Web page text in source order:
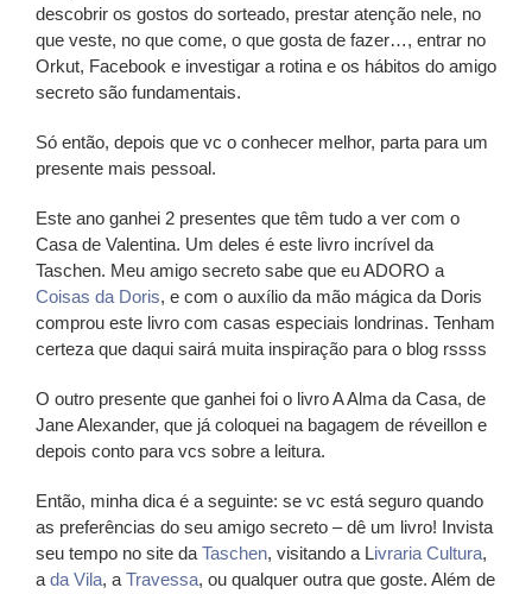
descobrir os gostos do sorteado, prestar atenção nele, no
que veste, no que come, o que gosta de fazer…, entrar no
Orkut, Facebook e investigar a rotina e os hábitos do amigo
secreto são fundamentais.
Só então, depois que vc o conhecer melhor, parta para um
presente mais pessoal.
Este ano ganhei 2 presentes que têm tudo a ver com o
Casa de Valentina. Um deles é este livro incrível da
Taschen. Meu amigo secreto sabe que eu ADORO a
Coisas da Doris, e com o auxílio da mão mágica da Doris
comprou este livro com casas especiais londrinas. Tenham
certeza que daqui sairá muita inspiração para o blog rssss
O outro presente que ganhei foi o livro A Alma da Casa, de
Jane Alexander, que já coloquei na bagagem de réveillon e
depois conto para vcs sobre a leitura.
Então, minha dica é a seguinte: se vc está seguro quando
as preferências do seu amigo secreto –dê um livro! Invista
seu tempo no site da Taschen, visitando a Livraria Cultura,
a da Vila, a Travessa, ou qualquer outra que goste. Além de